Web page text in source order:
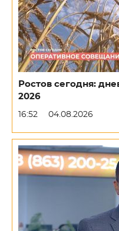
Ростов сегодня:
2026
16:52 04.08.2026